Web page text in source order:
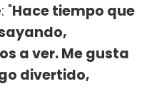
"Hace tiempo que
a ver. Me gusta
divertido,